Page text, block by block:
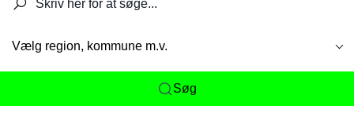
Vælg region, kommune m.v.
Søg